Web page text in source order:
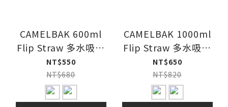
CAMELBAK 600ml
Flip Straw 多水吸管
水瓶 RENEW
NT$550
NT$680
CAMELBAK 1000ml
Flip Straw 多水吸管
水瓶 RENEW
NT$650
NT$820